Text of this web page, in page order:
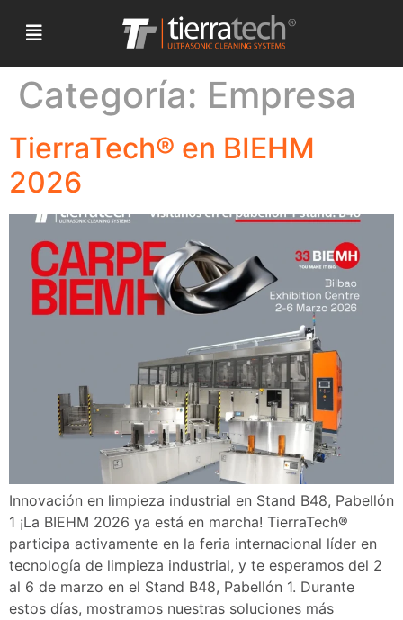
Categoría: Empresa
TierraTech® en BIEHM
2026
Innovación en limpieza industrial en Stand B48, Pabellón
1 ¡La BIEHM 2026 ya está en marcha! TierraTech®
participa activamente en la feria internacional líder en
tecnología de limpieza industrial, y te esperamos del 2
al 6 de marzo en el Stand B48, Pabellón 1. Durante
estos días, mostramos nuestras soluciones más